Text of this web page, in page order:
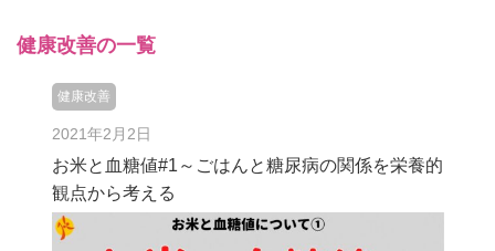
健康改善の一覧
健康改善
2021年2月2日
お米と血糖値#1～ごはんと糖尿病の関係を栄養的
観点から考える